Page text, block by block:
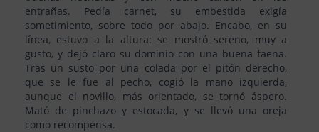
entrañas. Pedía carnet, su embestida exigía
sometimiento, sobre todo por abajo. Encabo, en su
línea, estuvo a la altura: se mostró sereno, muy a
gusto, y dejó claro su dominio con una buena faena.
Tras un susto por una colada por el pitón derecho,
que se le fue al pecho, cogió la mano izquierda,
aunque el novillo, más orientado, se tornó áspero.
Mató de pinchazo y estocada, y se llevó una oreja
como recompensa.